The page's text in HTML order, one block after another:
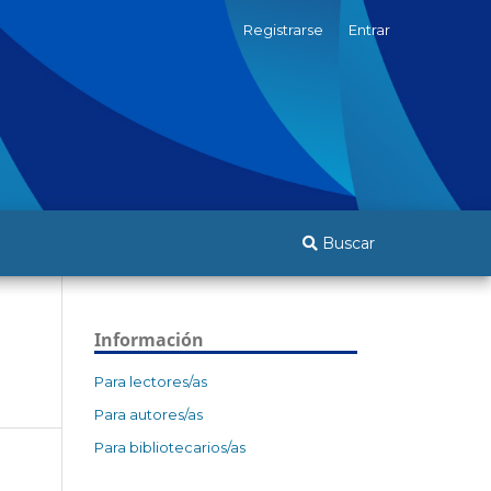
Buscar
Registrarse Entrar
Información
Para lectores/as
Para autores/as
Para bibliotecarios/as